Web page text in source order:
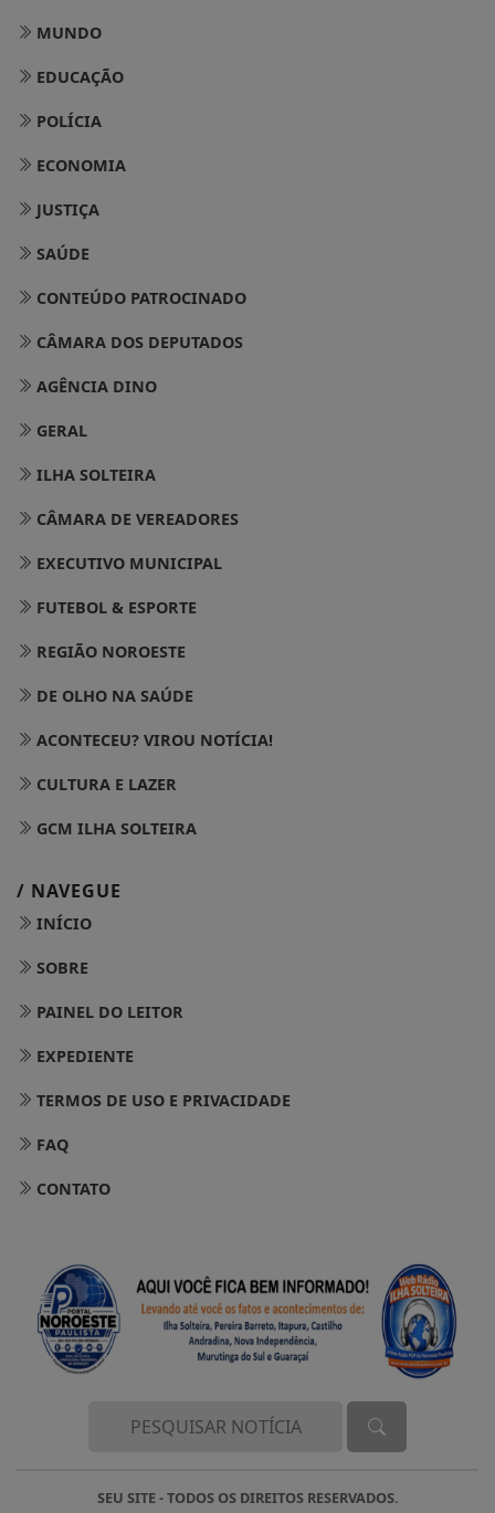
MUNDO
EDUCAÇÃO
POLÍCIA
ECONOMIA
JUSTIÇA
SAÚDE
CONTEÚDO PATROCINADO
CÂMARA DOS DEPUTADOS
AGÊNCIA DINO
GERAL
ILHA SOLTEIRA
CÂMARA DE VEREADORES
EXECUTIVO MUNICIPAL
FUTEBOL & ESPORTE
REGIÃO NOROESTE
DE OLHO NA SAÚDE
ACONTECEU? VIROU NOTÍCIA!
CULTURA E LAZER
GCM ILHA SOLTEIRA
/ NAVEGUE
INÍCIO
SOBRE
PAINEL DO LEITOR
EXPEDIENTE
TERMOS DE USO E PRIVACIDADE
FAQ
CONTATO
SEU SITE - TODOS OS DIREITOS RESERVADOS.